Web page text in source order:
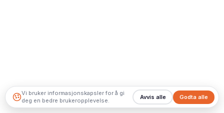
Vi bruker informasjonskapsler for å gi
deg en bedre brukeropplevelse.
Godta alle
Avvis alle